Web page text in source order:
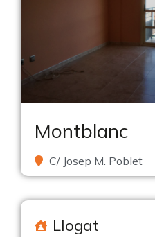
Montblanc
C/ Josep M. Poblet
Llogat